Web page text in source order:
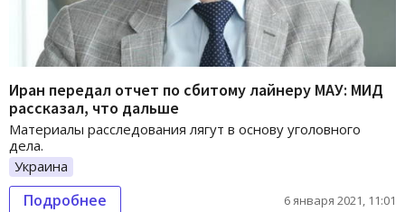
Иран передал отчет по сбитому лайнеру МАУ: МИД
рассказал, что дальше
Материалы расследования лягут в основу уголовного
дела.
Украина
Подробнее 6 января 2021, 11:01